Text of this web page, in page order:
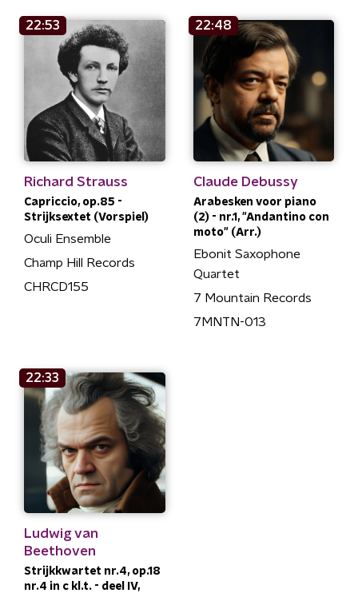
22:53
Richard Strauss
Capriccio, op.85 -
Strijksextet (Vorspiel)
Oculi Ensemble
Champ Hill Records
CHRCD155
22:48
Claude Debussy
Arabesken voor piano
(2) - nr.1, "Andantino con
moto" (Arr.)
Ebonit Saxophone
Quartet
7 Mountain Records
7MNTN-013
22:33
Ludwig van
Beethoven
Strijkkwartet nr.4, op.18
nr.4 in c kl.t. - deel IV,